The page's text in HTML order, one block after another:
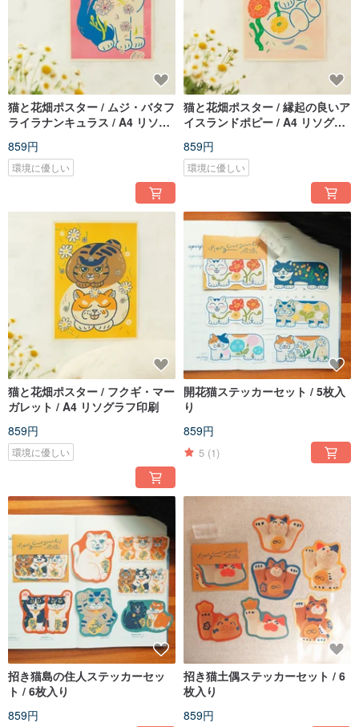
猫と花畑ポスター / ムジ・バタフ
ライラナンキュラス / A4 リソグ
859円
環境に優しい
猫と花畑ポスター / 縁起の良いア
イスランドポピー / A4 リソグラ
859円
環境に優しい
猫と花畑ポスター / フクギ・マー
ガレット / A4 リソグラフ印刷
859円
環境に優しい
開花猫ステッカーセット / 5枚入
り
859円
5 (1)
招き猫島の住人ステッカーセッ
ト / 6枚入り
859円
招き猫土偶ステッカーセット / 6
枚入り
859円